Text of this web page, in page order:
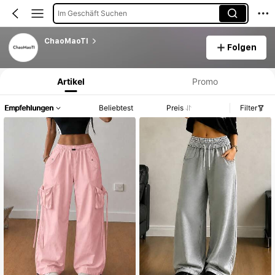
Im Geschäft Suchen
ChaoMaoTI
Folgen
Produktinformation: Preisangabe, Verkaufs- und Lagerbestandsdetails.
Artikel Promo
Empfehlungen Beliebtest Preis Filter